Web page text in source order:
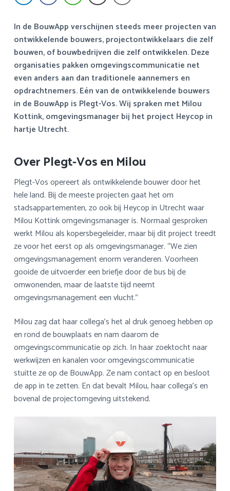
In de BouwApp verschijnen steeds meer projecten van
ontwikkelende bouwers, projectontwikkelaars die zelf
bouwen, of bouwbedrijven die zelf ontwikkelen. Deze
organisaties pakken omgevingscommunicatie net
even anders aan dan traditionele aannemers en
opdrachtnemers. Eén van de ontwikkelende bouwers
in de BouwApp is Plegt-Vos. Wij spraken met Milou
Kottink, omgevingsmanager bij het project Heycop in
hartje Utrecht.
Over Plegt-Vos en Milou
Plegt-Vos opereert als ontwikkelende bouwer door het
hele land. Bij de meeste projecten gaat het om
stadsappartementen, zo ook bij Heycop in Utrecht waar
Milou Kottink omgevingsmanager is. Normaal gesproken
werkt Milou als kopersbegeleider, maar bij dit project treedt
ze voor het eerst op als omgevingsmanager. “We zien
omgevingsmanagement enorm veranderen. Voorheen
gooide de uitvoerder een briefje door de bus bij de
omwonenden, maar de laatste tijd neemt
omgevingsmanagement een vlucht.”
Milou zag dat haar collega’s het al druk genoeg hebben op
en rond de bouwplaats en nam daarom de
omgevingscommunicatie op zich. In haar zoektocht naar
werkwijzen en kanalen voor omgevingscommunicatie
stuitte ze op de BouwApp. Ze nam contact op en besloot
de app in te zetten. En dat bevalt Milou, haar collega’s en
bovenal de projectomgeving uitstekend.